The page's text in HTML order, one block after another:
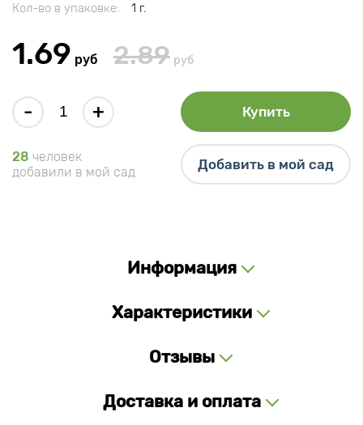
Кол-во в упаковке:
1 г.
1.69 руб 2.89 руб
- + Купить
28 человек
добавили в мой сад
Добавить в мой сад
Информация
Характеристики
Отзывы
Доставка и оплата